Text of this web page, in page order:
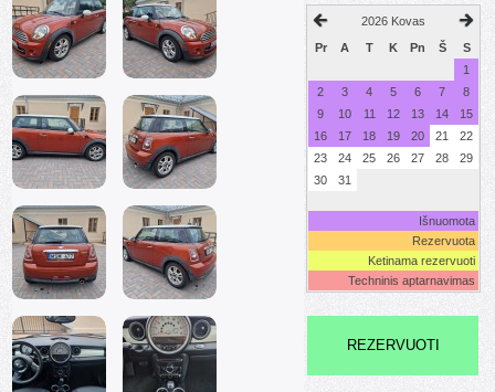
2026 Kovas
Pr
A T K Pn Š
S
1
2
3 4 5 6 7
8
9
10 11 12 13 14
15
16
17 18 19 20 21
22
23
24 25 26 27 28
29
30
31
Išnuomota
Rezervuota
Ketinama rezervuoti
Techninis aptarnavimas
REZERVUOTI